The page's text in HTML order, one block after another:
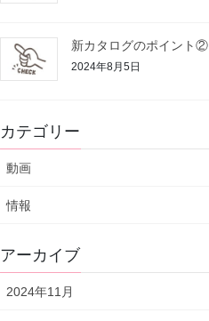
新カタログのポイント②
2024年8月5日
カテゴリー
動画
情報
アーカイブ
2024年11月